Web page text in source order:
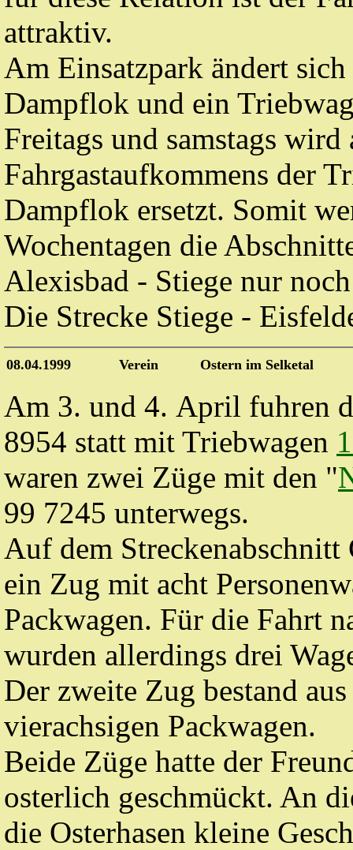
attraktiv.
Am Einsatzpark ändert
Dampflok und ein
Freitags und samstags
Fahrgastaufkommens der
Dampflok ersetzt. Somit
Wochentagen die
Alexisbad - Stiege nur
Die Strecke Stiege -
08.04.1999 Verein Ostern im Selketal
Am 3. und 4. April fuhren
8954 statt mit Triebwagen
waren zwei Züge mit den "
99 7245 unterwegs.
Auf dem
ein Zug mit acht
Packwagen. Für die Fahrt
wurden allerdings drei
Der zweite Zug bestand
vierachsigen Packwagen.
Beide Züge hatte der
osterlich geschmückt. An
die Osterhasen kleine